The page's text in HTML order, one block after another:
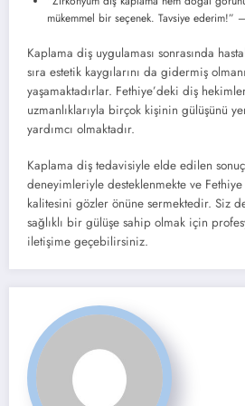
mükemmel bir seçenek. Tavsiye ederim!”
Kaplama diş uygulaması sonrasında
sıra estetik kaygılarını da gidermiş
yaşamaktadırlar. Fethiye’deki diş
uzmanlıklarıyla birçok kişinin gülüşünü
yardımcı olmaktadır.
Kaplama diş tedavisiyle elde edilen
deneyimleriyle desteklenmekte ve
kalitesini gözler önüne sermektedir. Siz
sağlıklı bir gülüşe sahip olmak için
iletişime geçebilirsiniz.